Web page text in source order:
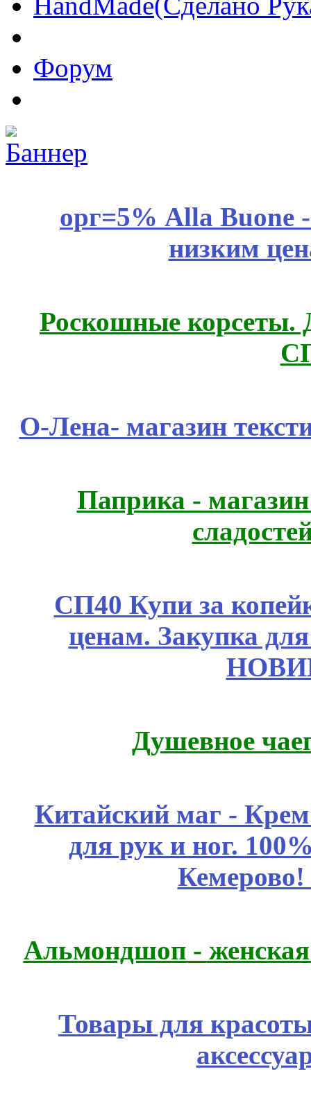
Форум
орг=5% Alla Buone
низким
Роскошные корсеты.
О-Лена- магазин
Паприка -
СП40 Купи за
ценам. Закупка
Душевное
Китайский маг -
для рук и ног.
Альмондшоп -
Товары для